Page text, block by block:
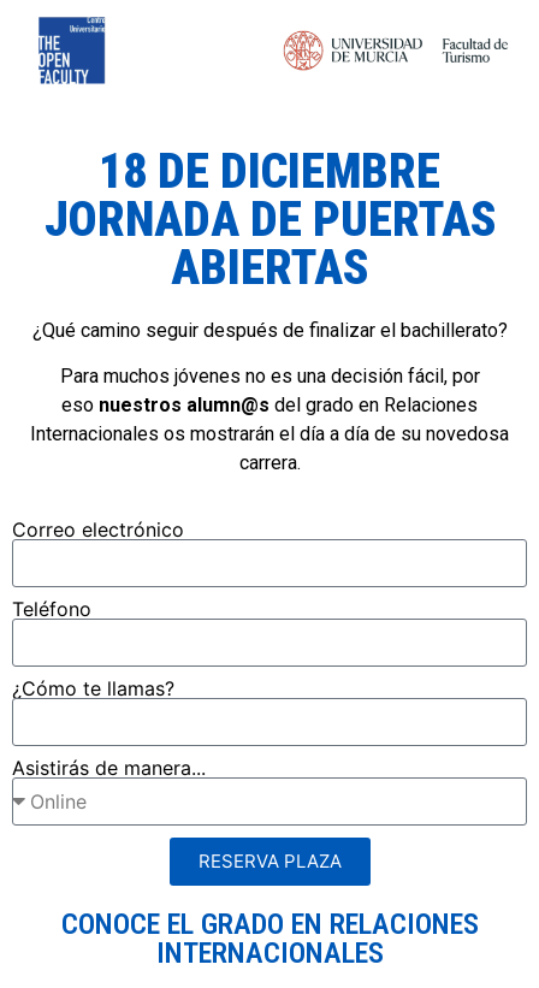
18 DE DICIEMBRE
JORNADA DE PUERTAS
ABIERTAS
¿Qué camino seguir después de finalizar el bachillerato?
Para muchos jóvenes no es una decisión fácil, por
eso nuestros alumn@s del grado en Relaciones
Internacionales os mostrarán el día a día de su novedosa
carrera.
Correo electrónico
Teléfono
¿Cómo te llamas?
Asistirás de manera...
RESERVA PLAZA
CONOCE EL GRADO EN RELACIONES
INTERNACIONALES